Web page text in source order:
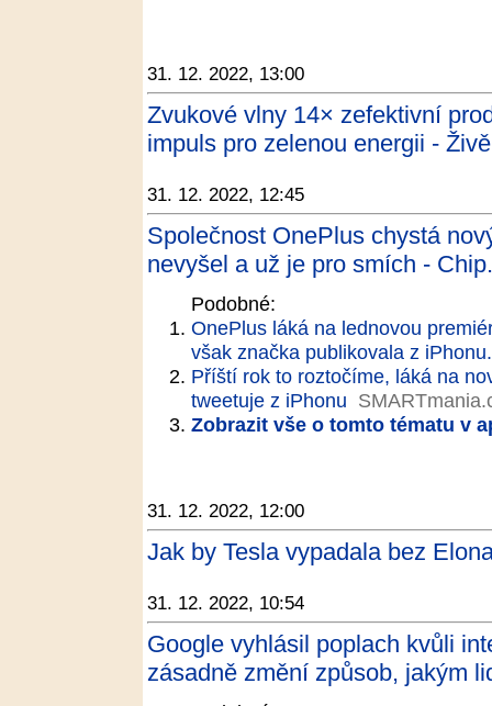
31. 12. 2022, 13:00
Zvukové vlny 14× zefektivní
impuls pro zelenou energii -
31. 12. 2022, 12:45
Společnost OnePlus chystá
nevyšel a už je pro smích -
Podobné:
OnePlus láká na lednovou
však značka publikovala z
Příští rok to roztočíme, láká na
tweetuje z iPhonu
Zobrazit vše o tomto tématu v
31. 12. 2022, 12:00
Jak by Tesla vypadala bez
31. 12. 2022, 10:54
Google vyhlásil poplach kvůli
zásadně změní způsob, jakým